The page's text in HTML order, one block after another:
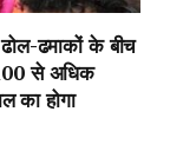
ढमाकों के बीच
100 से अधिक
का होगा